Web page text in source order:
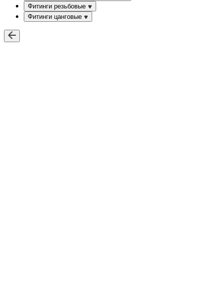
Фитинги резьбовые
Фитинги цанговые